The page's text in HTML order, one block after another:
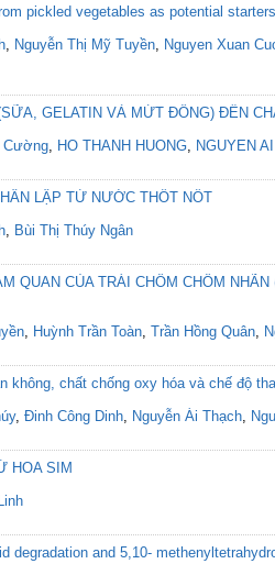
pickled vegetables as potential
, Nguyễn Thị Mỹ Tuyền, Nguyen Xuan
GELATIN VÀ MỨT ĐÔNG) ĐẾN
Cường, HO THANH HUONG, NGUYEN
LẬP TỪ NƯỚC THỐT NỐT
, Bùi Thị Thúy Ngân
QUAN CỦA TRÁI CHÔM CHÔM
, Huỳnh Trần Toàn, Trần Hồng Quân,
chất chống oxy hóa và chế độ
, Đinh Công Dinh, Nguyễn Ái Thạch,
HOA SIM
and 5,10-